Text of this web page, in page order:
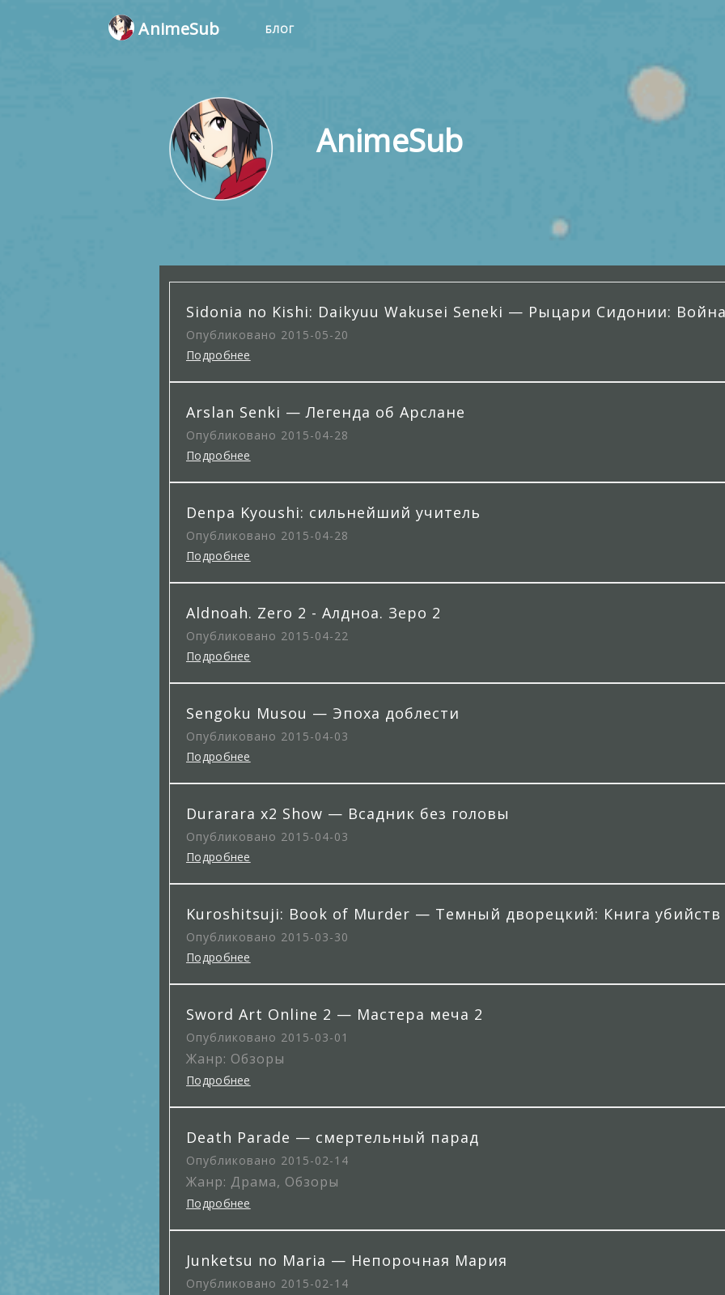
AnimeSub БЛОГ
AnimeSub
Sidonia no Kishi: Daikyuu Wakusei Seneki — Рыцари Сидонии:
Опубликовано 2015-05-20
Подробнее
Arslan Senki — Легенда об Арслане
Опубликовано 2015-04-28
Подробнее
Denpa Kyoushi: сильнейший учитель
Опубликовано 2015-04-28
Подробнее
Aldnoah. Zero 2 - Алдноа. Зеро 2
Опубликовано 2015-04-22
Подробнее
Sengoku Musou — Эпоха доблести
Опубликовано 2015-04-03
Подробнее
Durarara x2 Show — Всадник без головы
Опубликовано 2015-04-03
Подробнее
Kuroshitsuji: Book of Murder — Темный дворецкий: Книга убийств
Опубликовано 2015-03-30
Подробнее
Sword Art Online 2 — Мастера меча 2
Опубликовано 2015-03-01
Жанр: Обзоры
Подробнее
Death Parade — смертельный парад
Опубликовано 2015-02-14
Жанр: Драма, Обзоры
Подробнее
Junketsu no Maria — Непорочная Мария
Опубликовано 2015-02-14